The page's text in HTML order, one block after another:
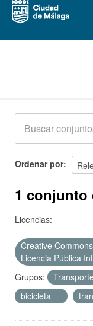
Acerca de
Ordenar por
1 conjunto
Licencias:
Creative
Licencia Pública
Grupos:
Transporte
bicicleta